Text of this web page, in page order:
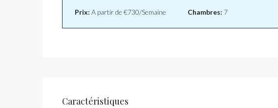
Prix: A partir de €730/Semaine Chambres: 7
Caractéristiques